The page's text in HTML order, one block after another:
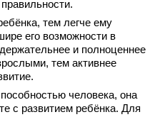
тем легче ему
его возможности в
и полноценнее
тем активнее
человека, она
с развитием ребёнка. Для